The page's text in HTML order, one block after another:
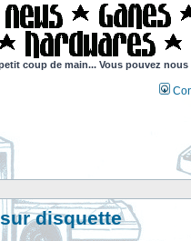
coup de main... Vous pouvez
disquette